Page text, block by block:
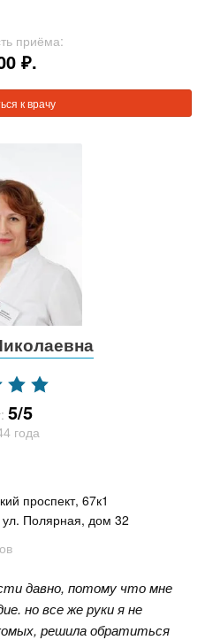
приёма:
₽.
к врачу
5/5
года
проспект, 67к1
Полярная, дом 32
давно, потому что мне
но все же руки я не
решила обратиться